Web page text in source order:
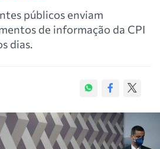
públicos enviam
de informação da CPI
dias.